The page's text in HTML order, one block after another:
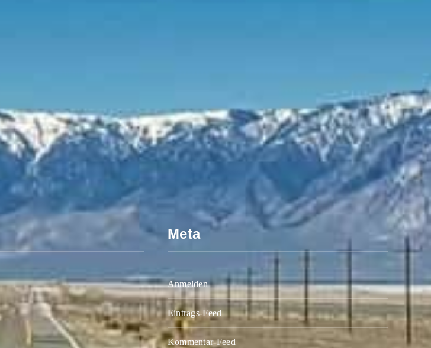
Meta
Anmelden
Eintrags-Feed
Kommentar-Feed